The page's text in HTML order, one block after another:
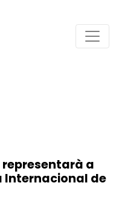
representarà a
Internacional de